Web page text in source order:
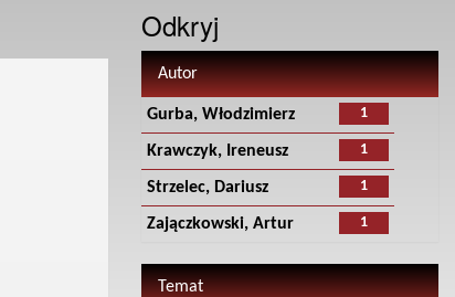
Odkryj
Autor
1
Gurba, Włodzimierz
1
Krawczyk, Ireneusz
1
Strzelec, Dariusz
1
Zajączkowski, Artur
Temat